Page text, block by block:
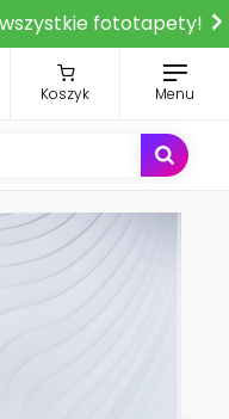
fototapety!
Koszyk Menu